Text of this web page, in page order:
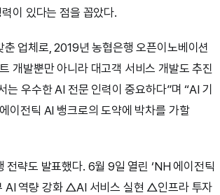
이 있다는 점을 꼽았다.
업체로, 2019년 농협은행 오픈이노베이션
개발뿐만 아니라 대고객 서비스 개발도 추진
우수한 AI 전문 인력이 중요하다”며 “AI 기
이전틱 AI 뱅크로의 도약에 박차를 가할
략도 발표했다. 6월 9일 열린 ‘NH 에이전틱
AI 역량 강화 △AI 서비스 실현 △인프라 투자